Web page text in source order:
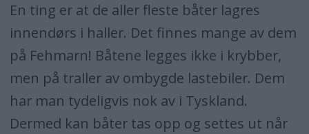
En ting er at de aller fleste båter lagres
innendørs i haller. Det finnes mange av dem
på Fehmarn! Båtene legges ikke i krybber,
men på traller av ombygde lastebiler. Dem
har man tydeligvis nok av i Tyskland.
Dermed kan båter tas opp og settes ut når